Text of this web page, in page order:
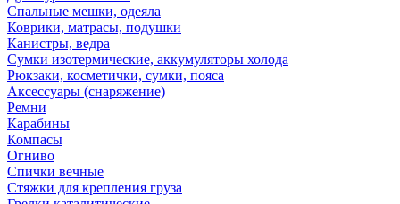
Спальные мешки, одеяла
Коврики, матрасы, подушки
Канистры, ведра
Сумки изотермические, аккумуляторы холода
Рюкзаки, косметички, сумки, пояса
Аксессуары (снаряжение)
Ремни
Карабины
Компасы
Огниво
Спички вечные
Стяжки для крепления груза